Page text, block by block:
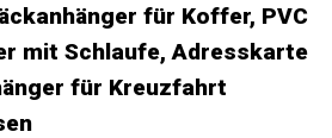
für Koffer, PVC
mit Schlaufe, Adresskarte
für Kreuzfahrt